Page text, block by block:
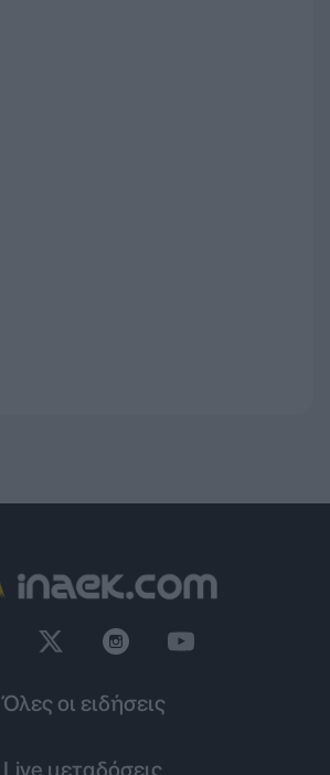
Όλες οι ειδήσεις
Live μεταδόσεις